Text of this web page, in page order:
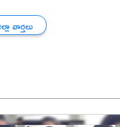
వార్తలు